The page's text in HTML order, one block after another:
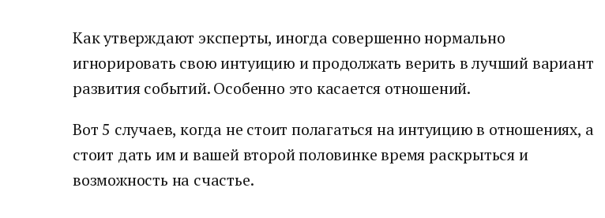
Как утверждают эксперты, иногда совершенно нормально
игнорировать свою интуицию и продолжать верить в лучший вариант
развития событий. Особенно это касается отношений.
Вот 5 случаев, когда не стоит полагаться на интуицию в отношениях, а
стоит дать им и вашей второй половинке время раскрыться и
возможность на счастье.